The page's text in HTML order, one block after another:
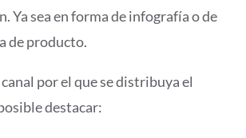
Ya sea en forma de infografía o de
de producto.
por el que se distribuya el
destacar: